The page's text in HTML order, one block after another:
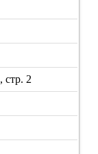
стр. 2